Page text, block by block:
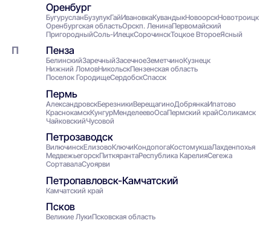
Оренбург
БугурусланБузулукГайИвановкаКувандыкНовоорскНовотроицк
Оренбургская областьОрскп. ЛенинаПервомайский
ПригородныйСоль-ИлецкСорочинскТоцкое ВтороеЯсный
Пенза
БелинскийЗаречныйЗасечноеЗеметчиноКузнецк
Нижний ЛомовНикольскПензенская область
Поселок ГородищеСердобскСпасск
Пермь
АлександровскБерезникиВерещагиноДобрянкаИпатово
КраснокамскКунгурМенделеевоОсаПермский крайСоликамск
ЧайковскийЧусовой
Петрозаводск
ВилючинскЕлизовоКлючиКондопогаКостомукшаЛахденпохья
МедвежьегорскПиткярантаРеспублика КарелияСегежа
СортавалаСуоярви
Петропавловск-Камчатский
Камчатский край
Псков
Великие ЛукиПсковская область